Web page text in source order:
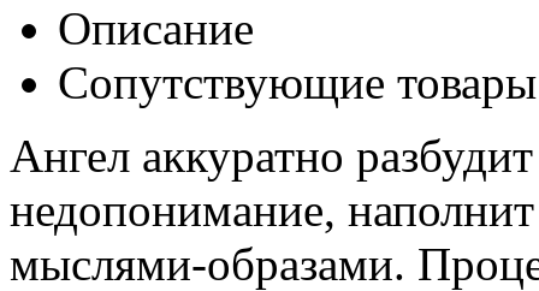
Описание
Сопутствующие товары
Ангел аккуратно
недопонимание,
мыслями-образами.